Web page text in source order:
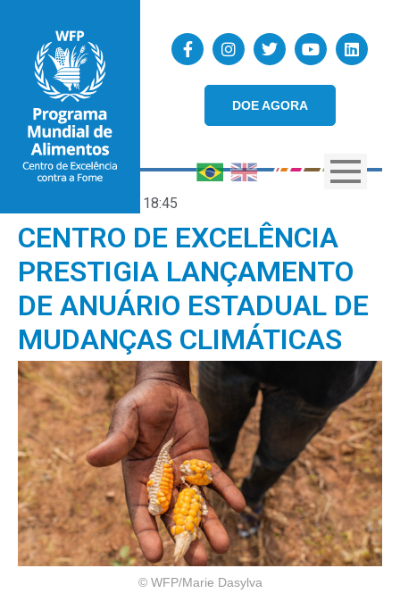
DOE AGORA
18:45
CENTRO DE EXCELÊNCIA
PRESTIGIA LANÇAMENTO
DE ANUÁRIO ESTADUAL DE
MUDANÇAS CLIMÁTICAS
© WFP/Marie Dasylva